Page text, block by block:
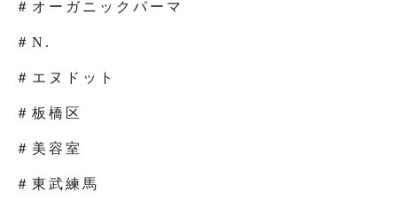
＃オーガニックパーマ
＃N.
＃エヌドット
＃板橋区
＃美容室
＃東武練馬